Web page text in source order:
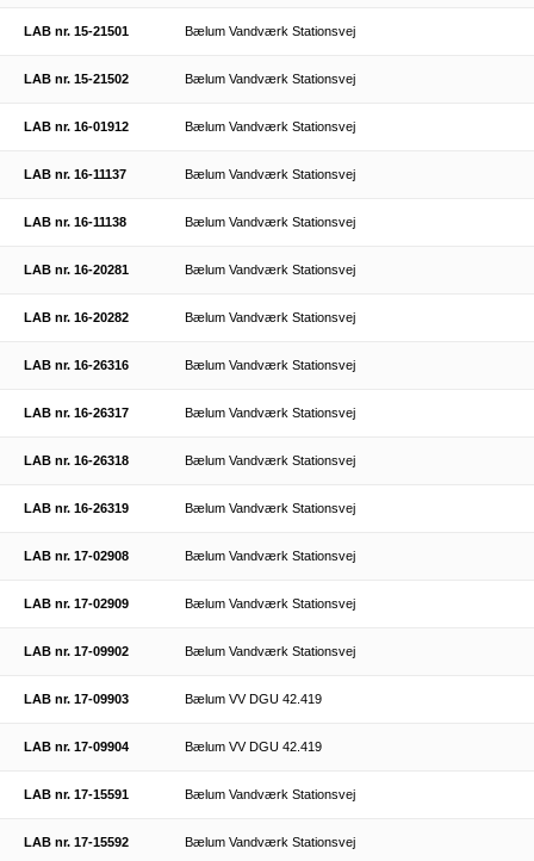
LAB nr. 15-21501 Bælum Vandværk Stationsvej
LAB nr. 15-21502 Bælum Vandværk Stationsvej
LAB nr. 16-01912 Bælum Vandværk Stationsvej
LAB nr. 16-11137 Bælum Vandværk Stationsvej
LAB nr. 16-11138 Bælum Vandværk Stationsvej
LAB nr. 16-20281 Bælum Vandværk Stationsvej
LAB nr. 16-20282 Bælum Vandværk Stationsvej
LAB nr. 16-26316 Bælum Vandværk Stationsvej
LAB nr. 16-26317 Bælum Vandværk Stationsvej
LAB nr. 16-26318 Bælum Vandværk Stationsvej
LAB nr. 16-26319 Bælum Vandværk Stationsvej
LAB nr. 17-02908 Bælum Vandværk Stationsvej
LAB nr. 17-02909 Bælum Vandværk Stationsvej
LAB nr. 17-09902 Bælum Vandværk Stationsvej
LAB nr. 17-09903 Bælum VV DGU 42.419
LAB nr. 17-09904 Bælum VV DGU 42.419
LAB nr. 17-15591 Bælum Vandværk Stationsvej
LAB nr. 17-15592 Bælum Vandværk Stationsvej